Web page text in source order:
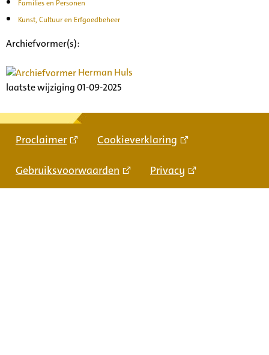
Families en Personen
Kunst, Cultuur en Erfgoedbeheer
Archiefvormer(s):
Herman Huls
laatste wijziging 01-09-2025
Proclaimer Cookieverklaring
Gebruiksvoorwaarden Privacy